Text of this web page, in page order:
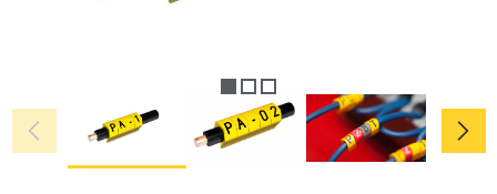
chevron_left chevron_right